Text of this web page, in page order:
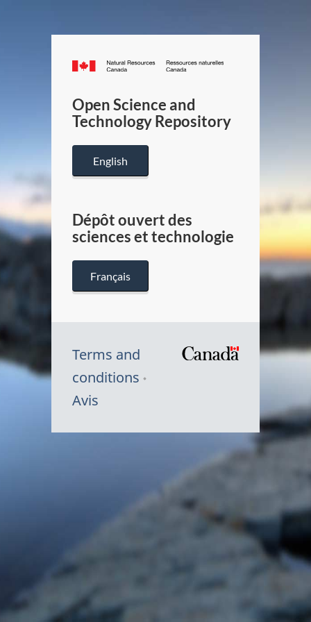
Canada.ca
/
Canada
Open Science and
Technology Repository
English
Dépôt ouvert des
sciences et technologie
Français
Terms and
conditions
Avis
du